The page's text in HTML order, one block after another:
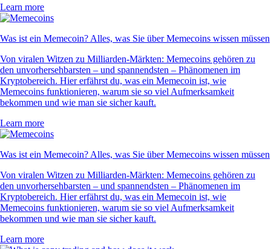
Learn more
Was ist ein Memecoin? Alles, was Sie über Memecoins wissen müssen
Von viralen Witzen zu Milliarden-Märkten: Memecoins gehören zu
den unvorhersehbarsten – und spannendsten – Phänomenen im
Kryptobereich. Hier erfährst du, was ein Memecoin ist, wie
Memecoins funktionieren, warum sie so viel Aufmerksamkeit
bekommen und wie man sie sicher kauft.
Learn more
Was ist ein Memecoin? Alles, was Sie über Memecoins wissen müssen
Von viralen Witzen zu Milliarden-Märkten: Memecoins gehören zu
den unvorhersehbarsten – und spannendsten – Phänomenen im
Kryptobereich. Hier erfährst du, was ein Memecoin ist, wie
Memecoins funktionieren, warum sie so viel Aufmerksamkeit
bekommen und wie man sie sicher kauft.
Learn more